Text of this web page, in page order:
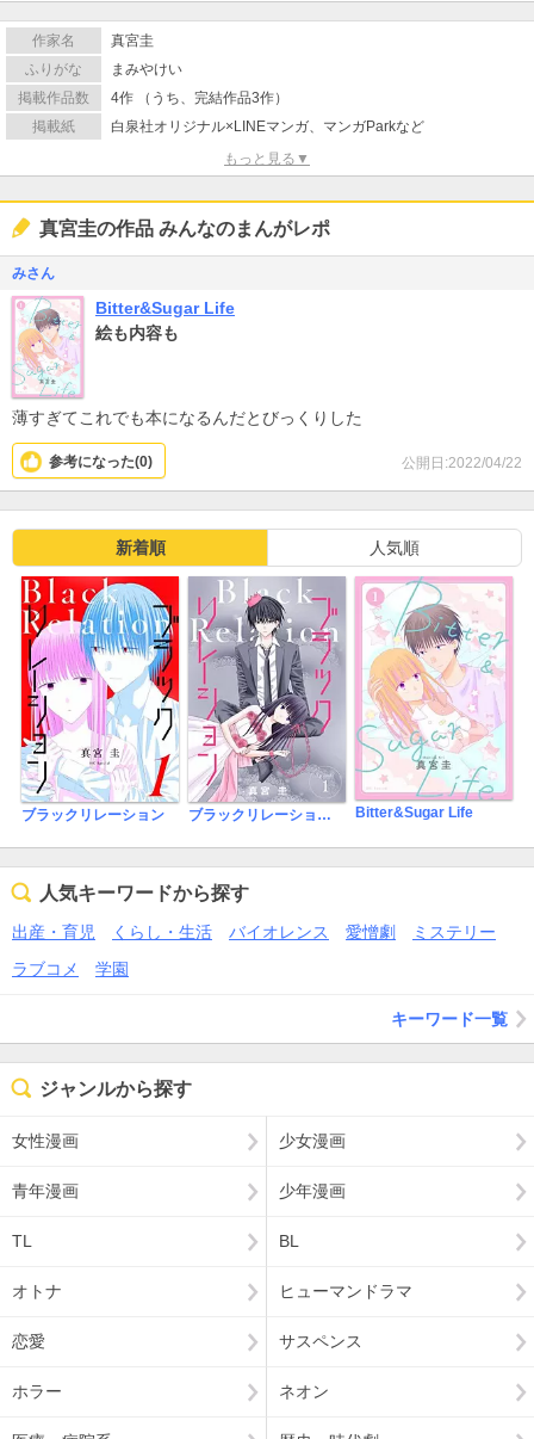
作家名
真宮圭
ふりがな
まみやけい
掲載作品数
4作 （うち、完結作品3作）
掲載紙
白泉社オリジナル×LINEマンガ、マンガParkなど
もっと見る▼
真宮圭の作品 みんなのまんがレポ
みさん
Bitter&Sugar Life
絵も内容も
薄すぎてこれでも本になるんだとびっくりした
公開日:2022/04/22
参考になった(0)
新着順 人気順
ブラックリレーション ブラックリレーション［ばら売り］ Bitter&Sugar Life
人気キーワードから探す
出産・育児 くらし・生活 バイオレンス 愛憎劇
ミステリー
ラブコメ
学園
キーワード一覧
ジャンルから探す
女性漫画 少女漫画
青年漫画 少年漫画
TL BL
オトナ ヒューマンドラマ
恋愛 サスペンス
ホラー ネオン